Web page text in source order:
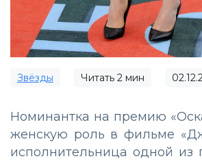
Звёзды Читать 2 мин
Номинантка на премию
женскую роль в фильме
исполнительница одной из